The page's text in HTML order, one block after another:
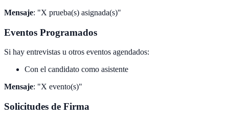
Mensaje: "X prueba(s) asignada(s)"
Eventos Programados
Si hay entrevistas u otros eventos agendados:
Con el candidato como asistente
Mensaje: "X evento(s)"
Solicitudes de Firma